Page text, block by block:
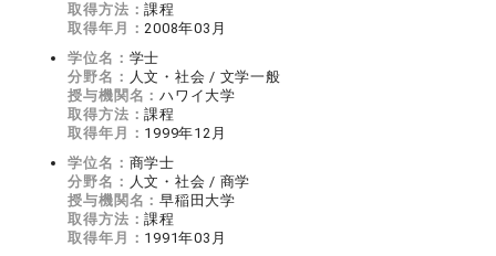
取得方法：課程
取得年月：2008年03月
学位名： 学士
分野名： 人文・社会 / 文学一般
授与機関名：ハワイ大学
取得方法：課程
取得年月： 1999年12月
学位名： 商学士
分野名： 人文・社会 / 商学
授与機関名：早稲田大学
取得方法：課程
取得年月： 1991年03月